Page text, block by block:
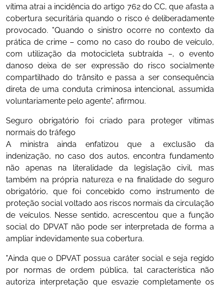
vítima atrai a incidência do artigo 762 do CC, que afasta a
cobertura securitária quando o risco é deliberadamente
provocado. "Quando o sinistro ocorre no contexto da
prática de crime – como no caso do roubo de veículo,
com utilização da motocicleta subtraída –, o evento
danoso deixa de ser expressão do risco socialmente
compartilhado do trânsito e passa a ser consequência
direta de uma conduta criminosa intencional, assumida
voluntariamente pelo agente", afirmou.
Seguro obrigatório foi criado para proteger vítimas
normais do tráfego
A ministra ainda enfatizou que a exclusão da
indenização, no caso dos autos, encontra fundamento
não apenas na literalidade da legislação civil, mas
também na própria natureza e na finalidade do seguro
obrigatório, que foi concebido como instrumento de
proteção social voltado aos riscos normais da circulação
de veículos. Nesse sentido, acrescentou que a função
social do DPVAT não pode ser interpretada de forma a
ampliar indevidamente sua cobertura.
"Ainda que o DPVAT possua caráter social e seja regido
por normas de ordem pública, tal característica não
autoriza interpretação que esvazie completamente os